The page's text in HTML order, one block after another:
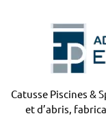
Catusse Piscines &
et d’abris,